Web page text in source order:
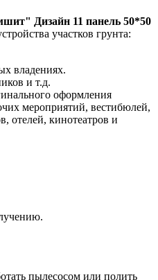
Дизайн 11 панель 50*50
участков грунта:
владениях.
и т.д.
оформления
мероприятий, вестибюлей,
отелей, кинотеатров и
пылесосом или полить